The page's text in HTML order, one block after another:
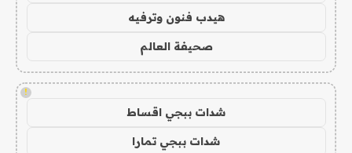
هيدب فنون وترفيه
صحيفة العالم
!
شدات ببجي اقساط
شدات ببجي تمارا